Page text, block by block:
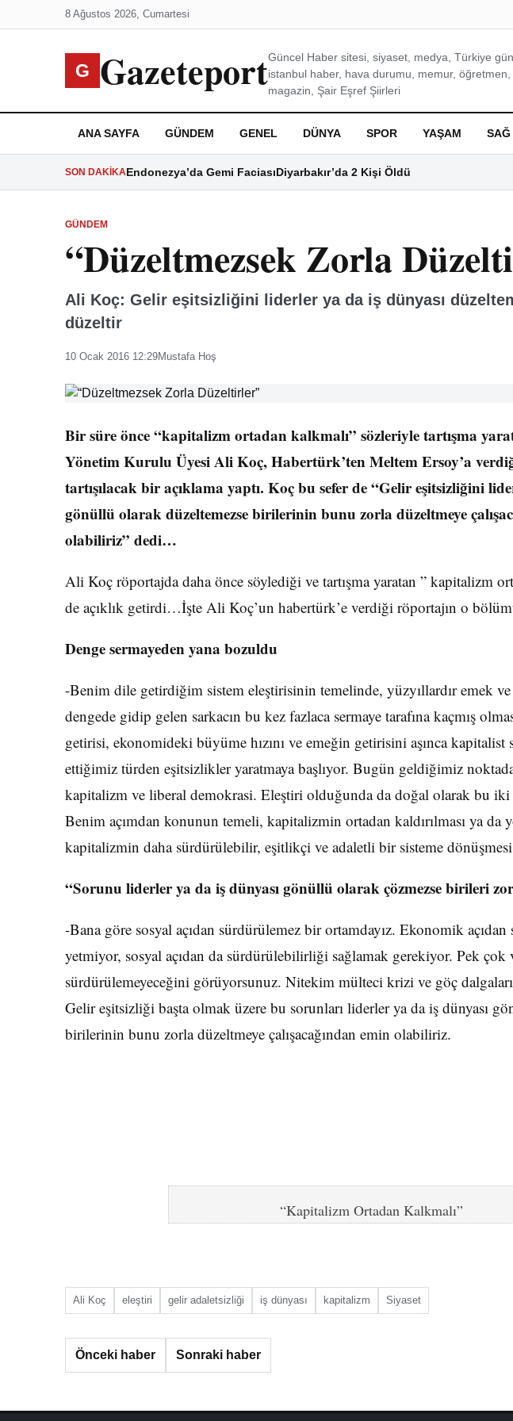
8 Ağustos 2026, Cumartesi
G GazeteportGüncel Haber sitesi, siyaset, medya, Türkiye
istanbul haber, hava durumu, memur,
magazin, Şair Eşref Şiirleri
ANA SAYFA GÜNDEM GENEL DÜNYA SPOR YAŞAM
SON DAKIKAEndonezya’da Gemi FaciasıDiyarbakır’da 2 Kişi Öldü
GÜNDEM
“Düzeltmezsek Zorla
Ali Koç: Gelir eşitsizliğini liderler ya da iş dünyası
düzeltir
10 Ocak 2016 12:29Mustafa Hoş
Bir süre önce “kapitalizm ortadan kalkmalı” sözleriyle tartışma
Yönetim Kurulu Üyesi Ali Koç, Habertürk’ten Meltem Ersoy’a
tartışılacak bir açıklama yaptı. Koç bu sefer de “Gelir eşitsizliğini
gönüllü olarak düzeltemezse birilerinin bunu zorla düzeltmeye
olabiliriz” dedi…
Ali Koç röportajda daha önce söylediği ve tartışma yaratan ” kapitalizm
de açıklık getirdi…İşte Ali Koç’un habertürk’e verdiği röportajın o
Denge sermayeden yana bozuldu
-Benim dile getirdiğim sistem eleştirisinin temelinde, yüzyıllardır emek ve
dengede gidip gelen sarkacın bu kez fazlaca sermaye tarafına kaçmış
getirisi, ekonomideki büyüme hızını ve emeğin getirisini aşınca kapitalist
ettiğimiz türden eşitsizlikler yaratmaya başlıyor. Bugün geldiğimiz
kapitalizm ve liberal demokrasi. Eleştiri olduğunda da doğal olarak bu iki
Benim açımdan konunun temeli, kapitalizmin ortadan kaldırılması ya da
kapitalizmin daha sürdürülebilir, eşitlikçi ve adaletli bir sisteme
“Sorunu liderler ya da iş dünyası gönüllü olarak çözmezse birileri
-Bana göre sosyal açıdan sürdürülemez bir ortamdayız. Ekonomik
yetmiyor, sosyal açıdan da sürdürülebilirliği sağlamak gerekiyor. Pek çok
sürdürülemeyeceğini görüyorsunuz. Nitekim mülteci krizi ve göç
Gelir eşitsizliği başta olmak üzere bu sorunları liderler ya da iş dünyası
birilerinin bunu zorla düzeltmeye çalışacağından emin olabiliriz.
“Kapitalizm Ortadan Kalkmalı”
Ali Koç eleştiri gelir adaletsizliği iş dünyası kapitalizm Siyaset
Önceki haber Sonraki haber